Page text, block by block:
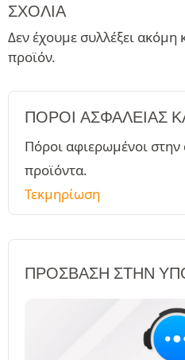
ΣΧΌΛΙΑ
Δεν έχουμε συλλέξει ακόμη
προϊόν.
ΠΌΡΟΙ ΑΣΦΑΛΕΊΑΣ
Πόροι αφιερωμένοι στην
προϊόντα.
Τεκμηρίωση
ΠΡΌΣΒΑΣΗ ΣΤΗΝ